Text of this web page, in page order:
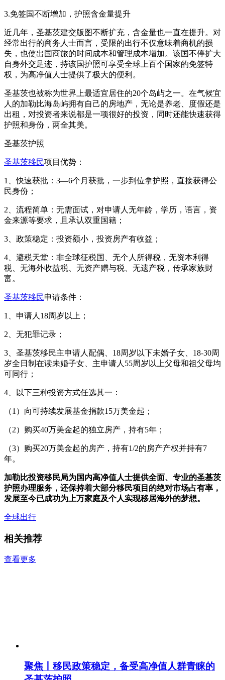
3.免签国不断增加，护照含金量提升
近几年，圣基茨建交版图不断扩充，含金量也一直在提升。对
经常出行的商务人士而言，受限的出行不仅意味着商机的损
失，也使出国商旅的时间成本和管理成本增加。该国不停扩大
自身外交足迹，持该国护照可享受全球上百个国家的免签特
权，为高净值人士提供了极大的便利。
圣基茨也被称为世界上最适宜居住的20个岛屿之一。在气候宜
人的加勒比海岛屿拥有自己的房地产，无论是养老、度假还是
出租，对投资者来说都是一项很好的投资，同时还能快速获得
护照和身份，两全其美。
圣基茨护照
圣基茨移民项目优势：
1、快速获批：3—6个月获批，一步到位拿护照，直接获得公
民身份；
2、流程简单：无需面试，对申请人无年龄，学历，语言，资
金来源等要求，且承认双重国籍；
3、政策稳定：投资额小，投资房产有收益；
4、避税天堂：非全球征税国、无个人所得税，无资本利得
税、无海外收益税、无资产赠与税、无遗产税，传承家族财
富。
圣基茨移民申请条件：
1、申请人18周岁以上；
2、无犯罪记录；
3、圣基茨移民主申请人配偶、18周岁以下未婚子女、18-30周
岁全日制在读未婚子女、主申请人55周岁以上父母和祖父母均
可同行；
4、以下三种投资方式任选其一：
（1）向可持续发展基金捐款15万美金起；
（2）购买40万美金起的独立房产，持有5年；
（3）购买20万美金起的房产，持有1/2的房产产权并持有7
年。
加勒比投资移民局为国内高净值人士提供全面、专业的圣基茨
护照办理服务，还保持着大部分移民项目的绝对市场占有率，
发展至今已成功为上万家庭及个人实现移居海外的梦想。
全球出行
相关推荐
查看更多
聚焦丨移民政策稳定，备受高净值人群青睐的